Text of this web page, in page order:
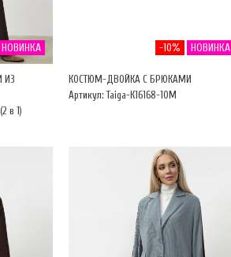
НОВИНКА
ИЗ
в 1)
-10% НОВИНКА
КОСТЮМ-ДВОЙКА С БРЮКАМИ
Артикул: Taiga-К16168-10М